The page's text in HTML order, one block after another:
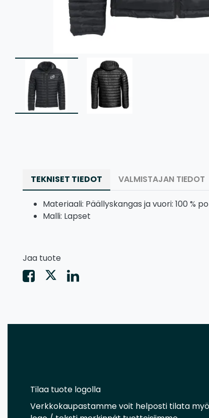
TEKNISET TIEDOT VALMISTAJAN TIEDOT
Materiaali: Päällyskangas ja vuori: 100 %
Malli: Lapset
Jaa tuote
Tilaa tuote logolla
Verkkokaupastamme voit helposti tilata